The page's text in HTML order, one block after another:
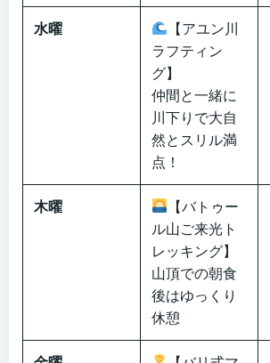
水曜
【アユン川
ラフティン
グ】
仲間と一緒に
川下りで大自
然とスリル満
点！
木曜
【バトゥー
ル山ご来光ト
レッキング】
山頂での朝食
後はゆっくり
休憩